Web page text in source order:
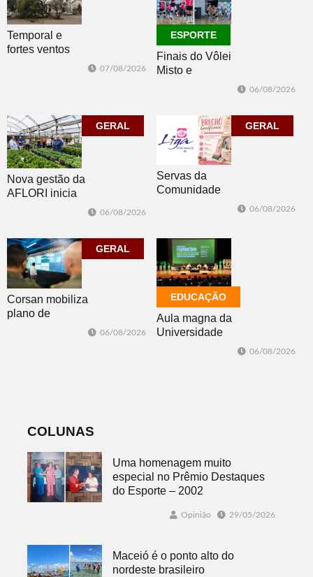
Temporal e
fortes ventos
07/08/2026
ESPORTE
Finais do Vôlei
Misto e
nesta sexta
06/08/2026
GERAL
Nova gestão da
AFLORI inicia
06/08/2026
GERAL
Servas da
Comunidade
06/08/2026
GERAL
Corsan mobiliza
plano de
06/08/2026
EDUCAÇÃO
Aula magna da
Universidade
06/08/2026
COLUNAS
Uma homenagem muito
especial no Prêmio Destaques
do Esporte – 2002
Opinião 29/05/2026
Maceió é o ponto alto do
nordeste brasileiro